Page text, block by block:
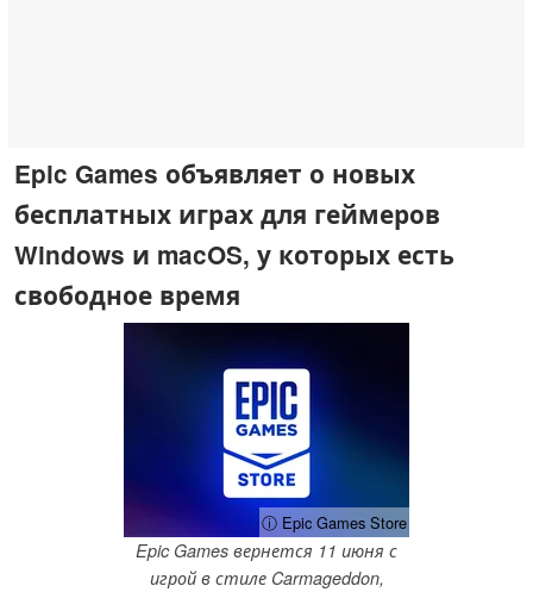
Epic Games объявляет о новых
бесплатных играх для геймеров
Windows и macOS, у которых есть
свободное время
ⓘ Epic Games Store
Epic Games вернется 11 июня с
игрой в стиле Carmageddon,